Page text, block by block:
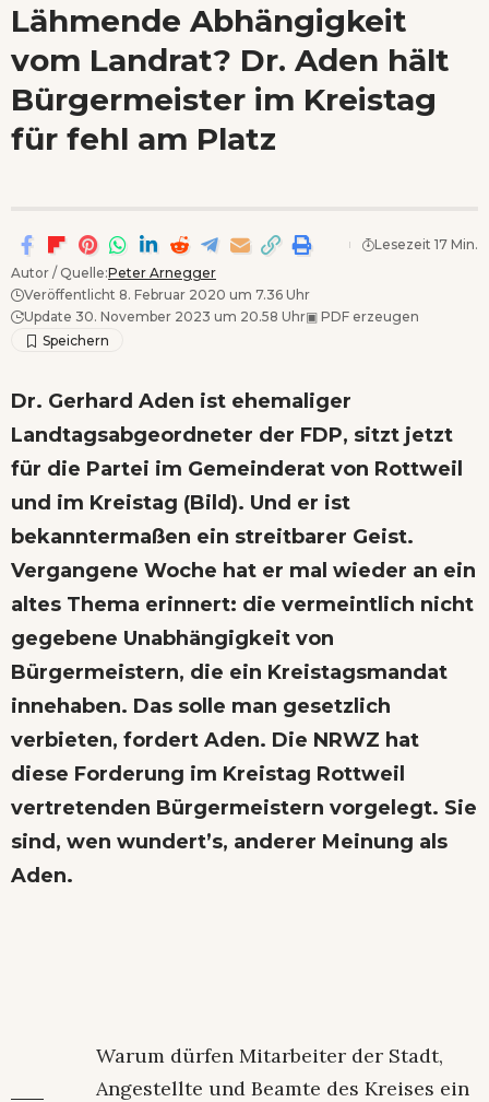
Lähmende Abhängigkeit
vom Landrat? Dr. Aden hält
Bürgermeister im Kreistag
für fehl am Platz
Autor / Quelle:Peter Arnegger
Veröffentlicht 8. Februar 2020 um 7.36 Uhr
Update 30. November 2023 um 20.58 Uhr▣ PDF erzeugen
Lesezeit 17 Min.
Dr. Gerhard Aden ist ehemaliger
Landtagsabgeordneter der FDP, sitzt jetzt
für die Partei im Gemeinderat von Rottweil
und im Kreistag (Bild). Und er ist
bekanntermaßen ein streitbarer Geist.
Vergangene Woche hat er mal wieder an ein
altes Thema erinnert: die vermeintlich nicht
gegebene Unabhängigkeit von
Bürgermeistern, die ein Kreistagsmandat
innehaben. Das solle man gesetzlich
verbieten, fordert Aden. Die NRWZ hat
diese Forderung im Kreistag Rottweil
vertretenden Bürgermeistern vorgelegt. Sie
sind, wen wundert’s, anderer Meinung als
Aden.
Warum dürfen Mitarbeiter der Stadt,
Angestellte und Beamte des Kreises ein